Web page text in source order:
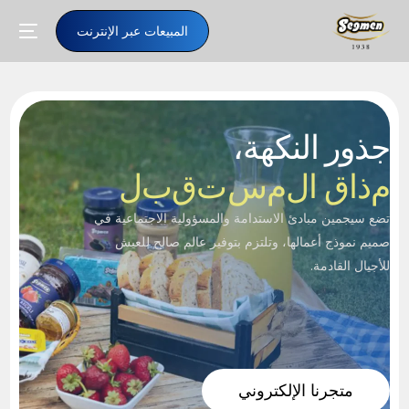
المبيعات عبر الإنترنت
جذور النكهة،
مذاقالمستقبل
تضع سيجمين مبادئ الاستدامة والمسؤولية الاجتماعية في
صميم نموذج أعمالها، وتلتزم بتوفير عالم صالح للعيش
للأجيال القادمة.
متجرنا الإلكتروني
AR